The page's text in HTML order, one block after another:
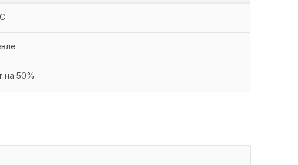
на 50%